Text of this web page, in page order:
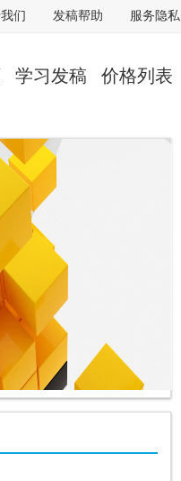
们 发稿帮助 服务隐私
学习发稿 价格列表